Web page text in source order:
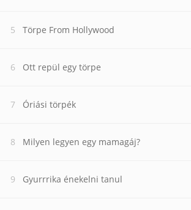
Törpe From Hollywood
Ott repül egy törpe
Óriási törpék
Milyen legyen egy mamagáj?
Gyurrrika énekelni tanul